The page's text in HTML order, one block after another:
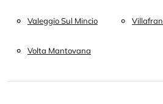
Valeggio Sul Mincio
Volta Mantovana